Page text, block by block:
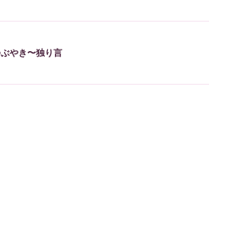
やき〜独り言